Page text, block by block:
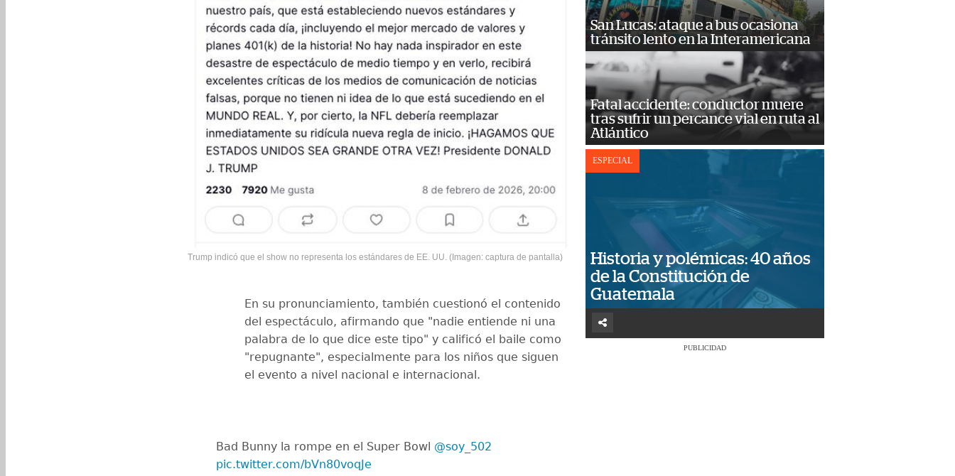
Trump indicó que el show no representa los estándares de EE. UU. (Imagen: captura de pantalla)
En su pronunciamiento, también cuestionó el contenido
del espectáculo, afirmando que "nadie entiende ni una
palabra de lo que dice este tipo" y calificó el baile como
"repugnante", especialmente para los niños que siguen
el evento a nivel nacional e internacional.
Bad Bunny la rompe en el Super Bowl @soy_502
pic.twitter.com/bVn80voqJe
San Lucas: ataque a bus ocasiona
tránsito lento en la Interamericana
Fatal accidente: conductor muere
tras sufrir un percance vial en ruta al
Atlántico
ESPECIAL
Historia y polémicas: 40 años
de la Constitución de
Guatemala
PUBLICIDAD